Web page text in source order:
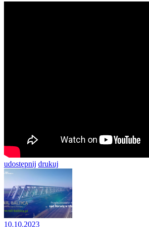
udostępnij drukuj
10.10.2023